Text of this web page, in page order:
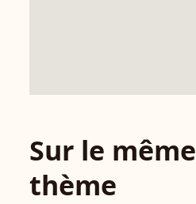
Sur le même
thème